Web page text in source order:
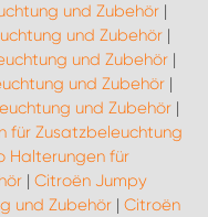
und Zubehör |
und Zubehör|
und Zubehör|
und Zubehör |
und Zubehör |
für Zusatzbeleuchtung
Halterungen für
| Citroën Jumpy
und Zubehör | Citroën